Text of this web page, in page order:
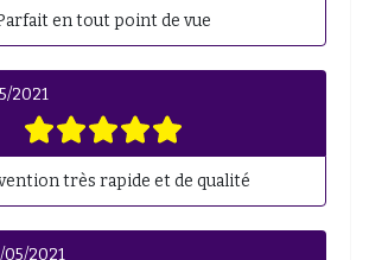
en tout point de vue
2021
très rapide et de qualité
05/2021